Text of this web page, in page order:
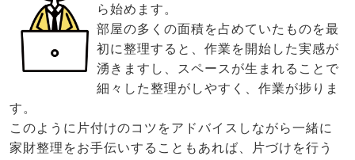
ら始めます。
部屋の多くの面積を占めていたものを最
初に整理すると、作業を開始した実感が
湧きますし、スペースが生まれることで
細々した整理がしやすく、作業が捗りま
す。
このように片付けのコツをアドバイスしながら一緒に
家財整理をお手伝いすることもあれば、片づけを行う